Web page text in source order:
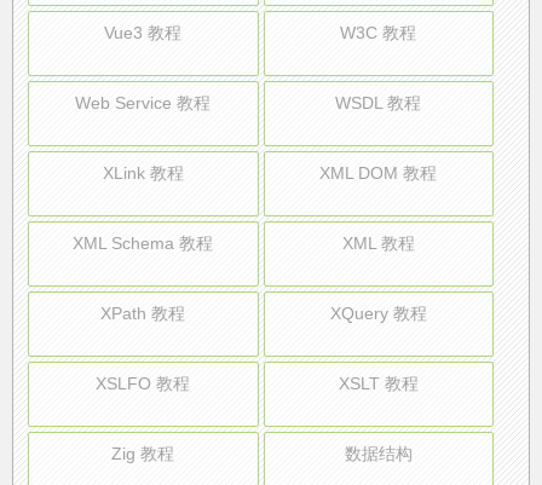
Vue3 教程 W3C 教程
Web Service 教程 WSDL 教程
XLink 教程 XML DOM 教程
XML Schema 教程 XML 教程
XPath 教程 XQuery 教程
XSLFO 教程 XSLT 教程
Zig 教程 数据结构